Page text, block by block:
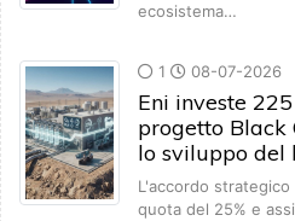
ecosistema…
1 08-07-2026
Eni investe
progetto Black
lo sviluppo del
L'accordo
quota del 25% e